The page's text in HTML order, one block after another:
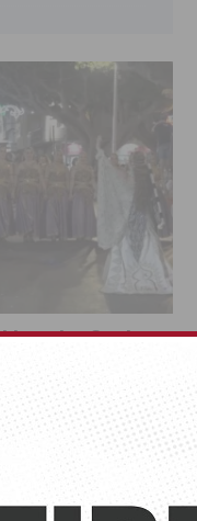
broche final a
y Fiestas
durante más de una
conciertos,